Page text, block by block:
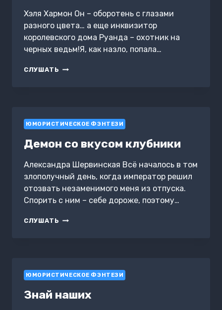
Хэля Хармон Он – оборотень с глазами
разного цвета… а еще инквизитор
королевского дома Руанда – охотник на
черных ведьм!Я, как назло, попала…
СЛУШАТЬ РАЗВОД
ЮМОРИСТИЧЕСКОЕ ФЭНТЕЗИ
Демон со вкусом клубники
Александра Шервинская Всё началось в том
злополучный день, когда император решил
отозвать незаменимого меня из отпуска.
Спорить с ним – себе дороже, поэтому…
СЛУШАТЬ ДЕМОН
ЮМОРИСТИЧЕСКОЕ ФЭНТЕЗИ
Знай наших